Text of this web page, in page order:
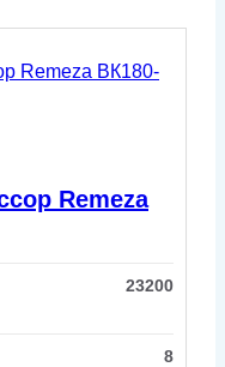
Remeza
23200
8